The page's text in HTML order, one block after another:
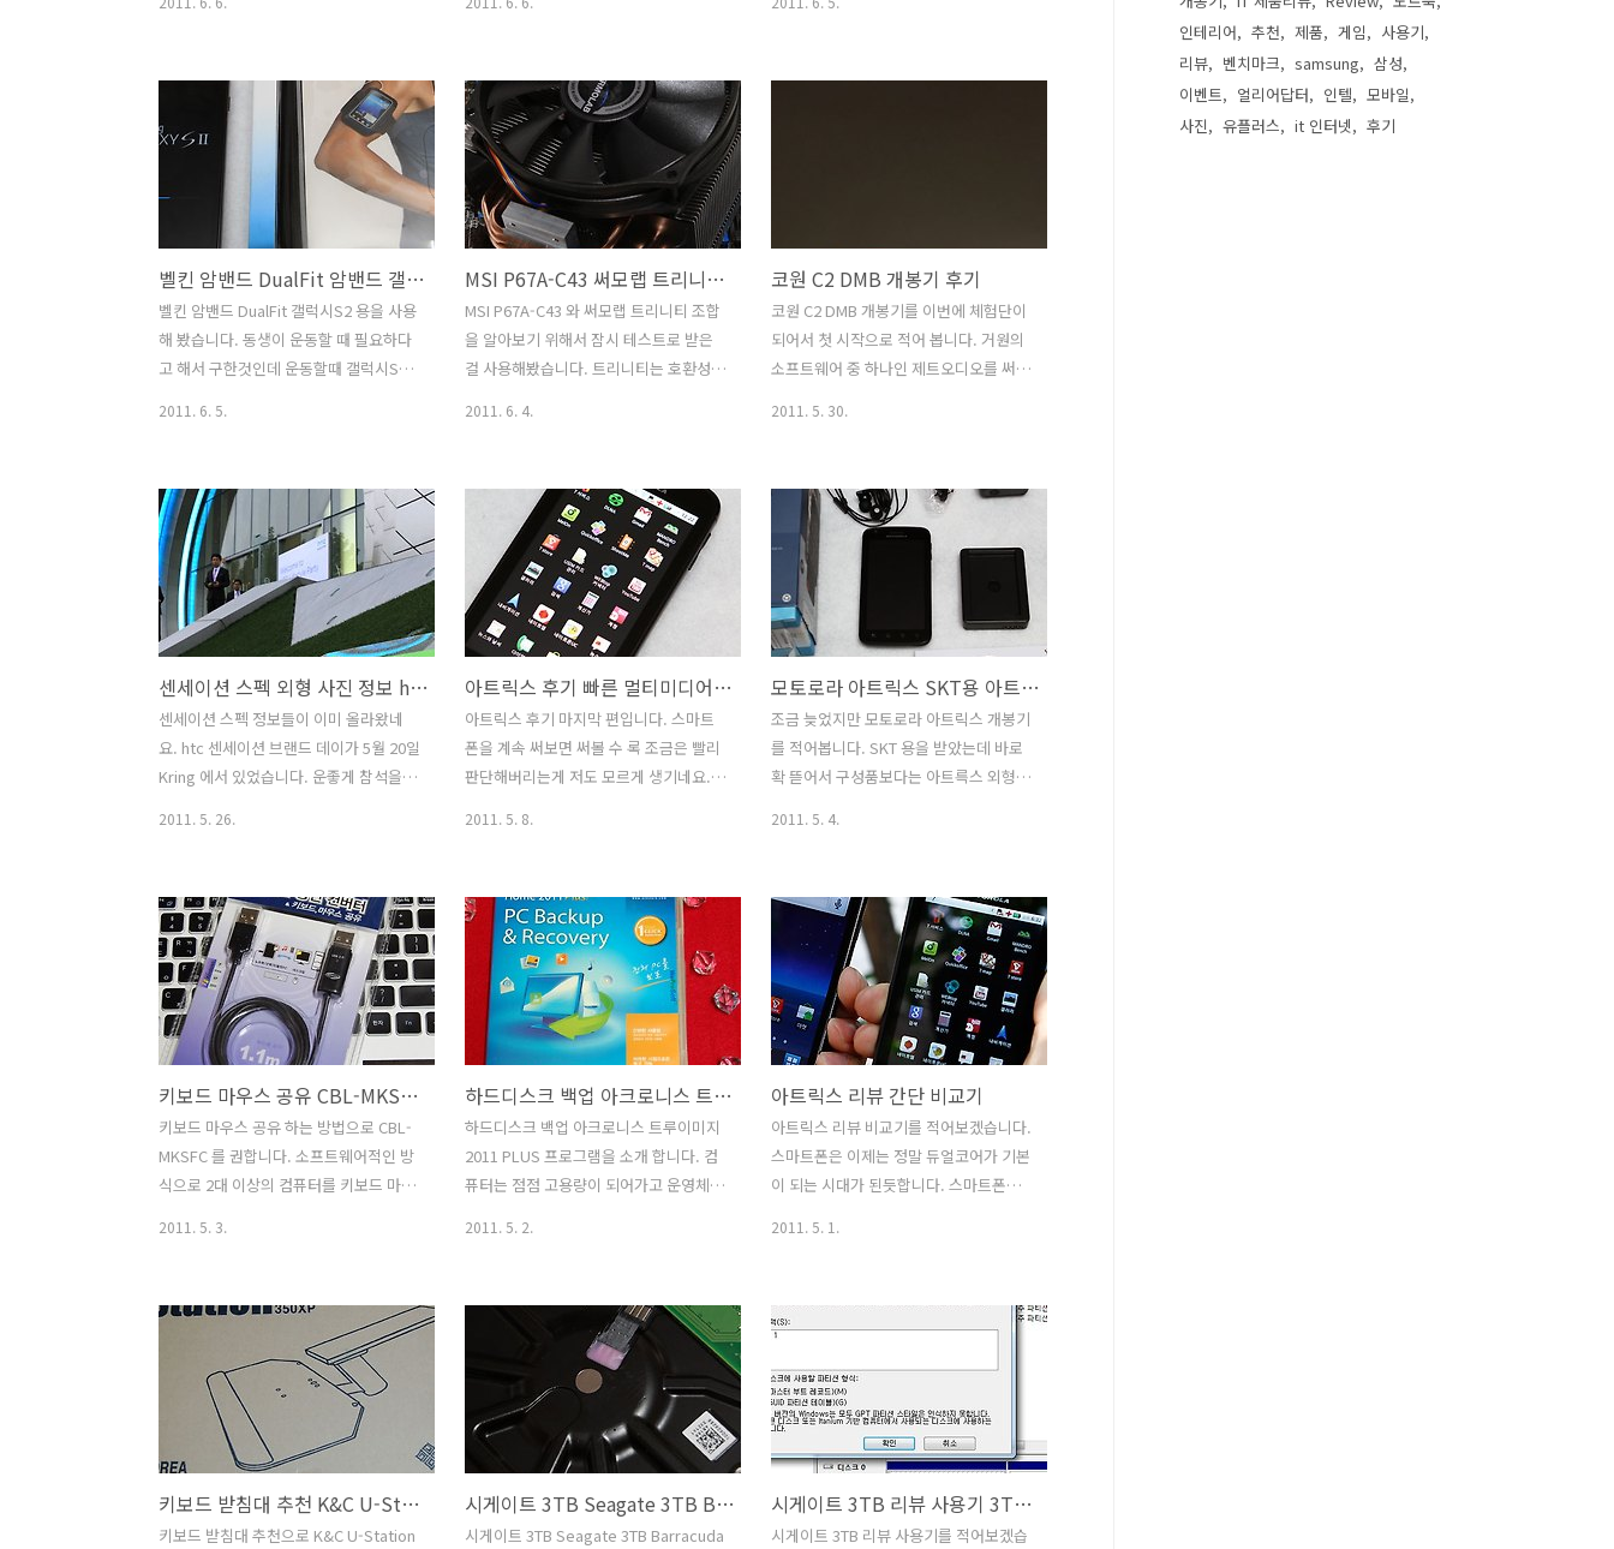
삼각대가 있는데 이 삼각대를 다시 구한
이유라면 최근에 EOS 7D 와 24-70 2.8L
렌즈를 구하면서 게다가 삼각대에
430EXII 까지 끼우니 무게가 너무 많이 무
거워져서 기존에 쓰던 삼각대에 올려보니
버티지를 못하더군요. 예전에 쓰던 D40
Dslr 경우에는 가벼워서 문제가 없었지만
디카를 바꾸면서 디카가 무거워지니 아래
쪽으로 앵글을 고정시키면 버티지를 못하
고 저절로 내려가버려서 쓸 수가 없더군
요. 물론 무게를 좀 줄여서 써보려고 했지
었듯 파워서플라이는 컴퓨터의 심장이고
좋은걸 써야하죠. 마이크로닉스 Direct
12V 850W 80 Plus SILVER 는 이번에 나
온 신형으로 싱글레일로 850W 를 모두 사
용할 수 있는 고효율 고출력의 파워서플
라이 입니다. 보통 컴퓨터 조립을 하고 견
적을 생각할 때 실수하는 부분이 파워서
플라이를 너무 쉽게 생각한다는 점 입니
다. 지금 사용하는 컴퓨터의 신뢰도 즉 안
정성을 결정짓는 요인중 가장 중요한 요
소에 속하는 부분이 파워서플라이 장치 ..
었습니다만 이번에 와트맨 HPM-100A 로
은 0.209W 으로 아주 미약하게 사용을 하
네요. 물론 아주 작은 양을 사용하더라도
장시간 사용하지 않을 경우 플러그를 뽑
아두는게 좋습니다. 화면에 밝은 장면이
많이 나오고 움직임이 빠를때는 130W 정
벨킨 암밴드 DualFit 암밴드 갤럭시S2 SHW-M250S M250K M250L용
벨킨 암밴드 DualFit 갤럭시S2 용을 사용
해 봤습니다. 동생이 운동할 때 필요하다
고 해서 구한것인데 운동할때 갤럭시S2
뛰면서 팔에 MP3 등을 끼고 있는걸 많이
봤었는데 이제 저도 해볼 수 있겠네요. 근
데 직접 사용해보고 안것인데 벨킨 암밴
드 DualFit 에 갤럭시S2 용이라고 해서 끼
워보긴 했는데 좀 뻑뻑하게 들어가네요.
처음 낄때도 좀 뻑뻑하게 들어가는데 다
시 꺼낼 때 는 좀 더 뻑뻑하게 빠지네요.
한가지 팁이라면 넣을 때 갤럭시S2 뒷커
버를 빼고 넣으면 좀 쉽게 넣고 뺄 수 있네
요. 그냥 넣었다가는 생각보다 꺼내기가
쉽지 않았습니다. 대신 갑자기 빠져서 떨
2011. 6. 5.
MSI P67A-C43 써모랩 트리니티 조립
MSI P67A-C43 와 써모랩 트리니티 조합
을 알아보기 위해서 잠시 테스트로 받은
걸 사용해봤습니다. 트리니티는 호환성,
오버클러킹도 해보고 성능도 알아보려고
했는데 제가 시간이 너무 부족하네요. 이
번 설명에서는 간단히 쿨러를 올려놓고
이정도 간격이 나온다는걸 보여주는 정도
로 마칠까 합니다. 써모랩 트리니티 경우
에는 지금 현재 제 컴퓨터에도 장착이 되
어있습니다. 제 블로그의 소개 페이지를
보시면 사진을 볼 수 있습니다. MSI
P67A-C43 와 써모랩 트리니티 입니다.
트리니티는 대형 쿨러를 장착하였음에도
쿨러의 폭을 좁혀서 공간을 작게 차지하
2011. 6. 4.
코원 C2 DMB 개봉기 후기
코원 C2 DMB 개봉기를 이번에 체험단이
되어서 첫 시작으로 적어 봅니다. 거원의
소프트웨어 중 하나인 제트오디오를 써본
제품 디테일 샷 까지 알아보겠습니다. 다
음시간에는 좀 더 세부 메뉴 구성 및 사용
기에 대해서 적어보겠습니다. 제트오디오
를 써봤던 기억때문에 음질 부분에 있어
서는 참 좋다는 인식을 가지고 있네요. 특
히나 저음 부분쪽에 장점을 가지고 있던
것으로 기억을 합니다. 음질 부분쪽에 지
속적인 투자 덕분에 지금도 계속 지켜오
고 있는게 아닐까 싶네요. 그리고 대한민
국 제품이라는게 좀 더 자부심을 갖게 만
드네요. 코원 C2 DMB 개봉기 코원 C2
2011. 5. 30.
센세이션 스펙 외형 사진 정보 htc 센세이션 출시일
센세이션 스펙 정보들이 이미 올라왔네
요. htc 센세이션 브랜드 데이가 5월 20일
Kring 에서 있었습니다. 운좋게 참석을 할
픽칩셋으로는 Adreno 220 이사용이 되
었습니다. 운영체제는 2.3 진저브레드가
기본으로 탑재가 되었고 SKT 에서만 런칭
을 한다고 합니다. 4.3 인치 (960x540) 의
높은 해상도에 큰 화면을 탑재하고 나왔
으며 후면에는 800만화소 전면에는 30만
화소의 카메라가 탑재되었습니다. 후면은
htc 의 좋은 그립감이 적용되어서 손에 잘
쥐고 미끄러지지 않도록 되어있었습니다.
그리고 센스UI3.0 을 탑재하여 인터페이
스가 이쁘고 다이나믹하면서 처음 접하는
2011. 5. 26.
아트릭스 후기 빠른 멀티미디어 성능 HD 멀티미디어독 활용
아트릭스 후기 마지막 편입니다. 스마트
폰을 계속 써보면 써볼 수 록 조금은 빨리
판단해버리는게 저도 모르게 생기네요.
해서 동영상도 많이 찍었구요. 글로 표현
하는데는 분명 오해가 생길 수 있기 때문
이죠. 물론 판단은 글과 사진 동영상을 직
접 보시고 판단하셔야 합니다. 이번 아트
릭스 후기에서는 스마트티비에 연결해서
HD 멀티미디어 독을 활용해서 화면을 크
게 보는것과 DLNA 를 이용해서 집에
WiFi 로 연결된 기기의 데이터를 가져와
서 보는 방법 그리고 HD 멀티미디어독을
활용하여 유튜브와 웹서핑을 하는 모습 ,
모토로라 아트릭스의 빠른 멀티태스킹에
토로라..
2011. 5. 8.
모토로라 아트릭스 SKT용 아트릭스 개봉기
조금 늦었지만 모토로라 아트릭스 개봉기
를 적어봅니다. SKT 용을 받았는데 바로
확 뜯어서 구성품보다는 아트륵스 외형과
아트릭스를 휙 집어던지고 악세서리 설명
하고 재미있게 해보려고 생각했었는데 이
번편에서는 동영상은 생략하겠습니다. 조
금은 그냥 사진만 보는 아트릭스 개봉기
가 될듯하지만 가능한 자세히 찍으려고
근접샷으로 찍어서 올리니 외형에 대해서
궁금했던 분들 궁금증이 좀 풀리셨길 바
랍니다. 아트릭스를 밖에 들고나가서 찍
어본 사진입니다. 저녁쯤이라 좀 어둡게
나왔네요. 아래 사진도 자세히 보시고 구
성품이랑 스피커의 위치 모양 등을 자세
토로라 아트릭스 구..
2011. 5. 4.
키보드 마우스 공유 CBL-MKSFC 강원전자 파일 복사 클립보드 공유
키보드 마우스 공유 하는 방법으로 CBL-
MKSFC 를 권합니다. 소프트웨어적인 방
식으로 2대 이상의 컴퓨터를 키보드 마우
아가면서 쓰기에도 무리는 있죠. 키보드
마우스 공유를 도와주는 강원전자 CBL-
MKSFC 는 간단히 선만 연결하는것으로
2대의 컴퓨터를 키보드 마우스를 같이 사
용이 가능하며 클립보드도 공유가 되기
때문에 파일복사도 서로 시킬 수 있습니
다. 쉽게 설명하면 사무실에서 노트북1대
와 데스크탑1대를 같이 쓰는 사용자가 있
을 경우 데스크탑 키보드 마우스를 쓰다
2011. 5. 3.
하드디스크 백업 아크로니스 트루이미지 2011 PLUS
하드디스크 백업 아크로니스 트루이미지
2011 PLUS 프로그램을 소개 합니다. 컴
퓨터는 점점 고용량이 되어가고 운영체제
미지는 아주 예전 부터 사용되었던 백업
툴인데 이제는 트루이미지 2011 까지 나
왔습니다. 설명이 한글로 되어있고 프로
그램도 메뉴가 한글로 되어있기 때문에
어렵지 않게 사용이 가능합니다. 스케쥴
백업 및 복구도 가능하기에 전체 백업으
로 항상 복구할 필요 없이 개인문서만 백
업하고 복구도 가능합니다. 시간적인 효
율성이 더 증가하는것이죠. 그리고 백업
2011. 5. 2.
아트릭스 리뷰 간단 비교기
아트릭스 리뷰 비교기를 적어보겠습니다.
스마트폰은 이제는 정말 듀얼코어가 기본
이 되는 시대가 된듯합니다. 스마트폰으
를 조금 늦게 체험 해 보고 적는것이긴 하
지만 느낀점을 잘 정리해서 앞으로 계속
단하게 갤럭시S2 와도 비교를 해보죠. 모
토로라 간단회를 다녀와서 아트릭스 리뷰
를 적어놓긴 했지만 너무 짧게 만져봐서
아주 자세히 알 수 는 없었지만 지금은 가
지고 있으니 좀 더 자세히 적어볼께요. 모
토로라 아트릭스는 듀얼코어 스마트폰이
2011. 5. 1.
키보드 받침대 추천 K&C U-Station 350 XP 터널증후군 완화
키보드 받침대 추천으로 K&C U-Station
시게이트 3TB Seagate 3TB Barracuda XT ST33000651AS 성능
시게이트 3TB Seagate 3TB Barracuda
시게이트 3TB 리뷰 사용기 3TB 설치 GPT GUID 파티션 테이블 Seagate 3TB Barracuda XT ST33000651AS
시게이트 3TB 리뷰 사용기를 적어보겠습
인테리어
추천 제품 게임
사용기
리뷰
벤치마크 samsung
삼성
이벤트
얼리어답터 인텔
모바일
사진
유플러스 it 인터넷 후기